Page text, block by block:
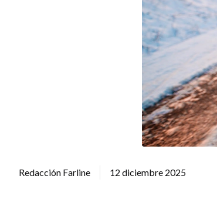
Redacción Farline 12 diciembre 2025